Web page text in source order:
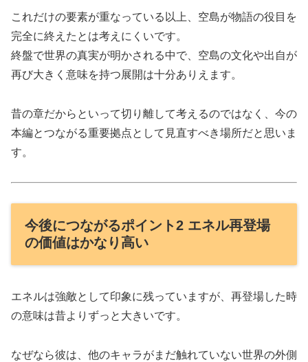
これだけの要素が重なっている以上、空島が物語の役目を
完全に終えたとは考えにくいです。
終盤で世界の真実が明かされる中で、空島の文化や出自が
再び大きく意味を持つ展開は十分ありえます。
昔の章だからといって切り離して考えるのではなく、今の
本編とつながる重要拠点として見直すべき場所だと思いま
す。
今後につながるポイント2 エネル再登場
の価値はかなり高い
エネルは強敵として印象に残っていますが、再登場した時
の意味は昔よりずっと大きいです。
なぜなら彼は、他のキャラがまだ触れていない世界の外側